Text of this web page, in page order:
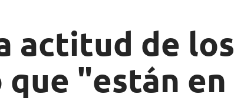
actitud de los
"están en